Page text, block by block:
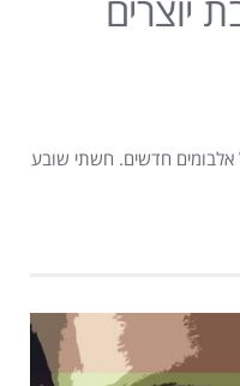
יוצרים
חדשים. חשתי שובע